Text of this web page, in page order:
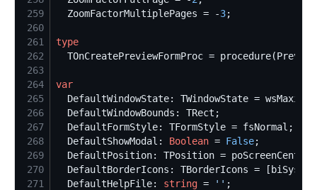
259
  ZoomFactorMultiplePages = -
3
260
261
type
262
263
264
var
265
266
267
268
  DefaultShowModal:
Boolean = False
269
270
271
  DefaultHelpFile:
string = ' '